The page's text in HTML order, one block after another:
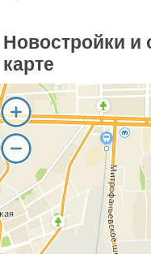
Новостройки
карте